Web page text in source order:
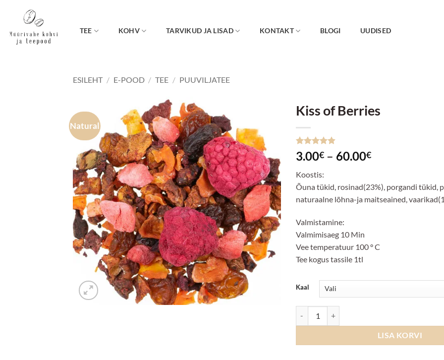
content
TEE KOHV TARVIKUD JA LISAD KONTAKT BLOGI UUDISED
ESILEHT / E-POOD / TEE / PUUVILJATEE
Natural
Lisa
lemmikuks
Kiss of Berries
Hinnatud
4.86/5
7
hinnangu
põhjal
3.00€ – 60.00€
60.00€
Koostis:
Õuna tükid, rosinad(23%), porgandi tükid,
naturaalne lõhna-ja maitseained,
Valmistamine:
Valmimisaeg 10 Min
Vee temperatuur 100 ° C
Tee kogus tassile 1tl
Kaal
LISA KORVI